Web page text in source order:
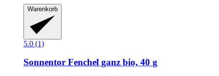
Warenkorb
5.0 (1)
Sonnentor Fenchel ganz bio, 40 g